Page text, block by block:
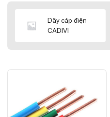
Dây cáp điện
CADIVI